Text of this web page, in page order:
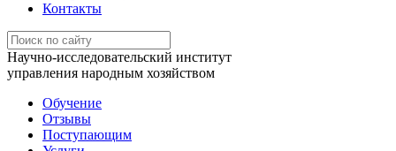
Контакты
Научно-исследовательский институт
управления народным хозяйством
Обучение
Отзывы
Поступающим